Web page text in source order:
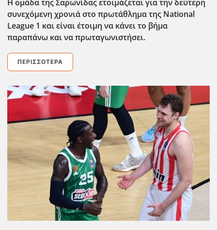
Η ομάδα της Σαρωνίδας ετοιμάζεται για την δεύτερη
συνεχόμενη χρονιά στο πρωτάθλημα της National
League 1 και είναι έτοιμη να κάνει το βήμα
παραπάνω και να πρωταγωνιστήσει.
ΠΕΡΙΣΣΌΤΕΡΑ